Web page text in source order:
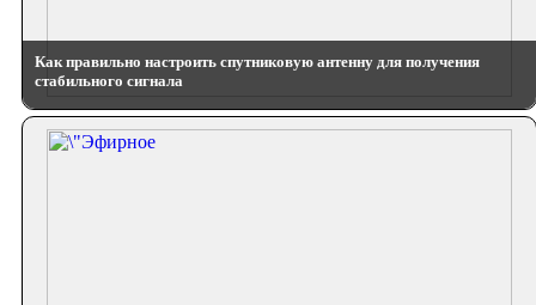
Как правильно настроить спутниковую антенну для получения
стабильного сигнала